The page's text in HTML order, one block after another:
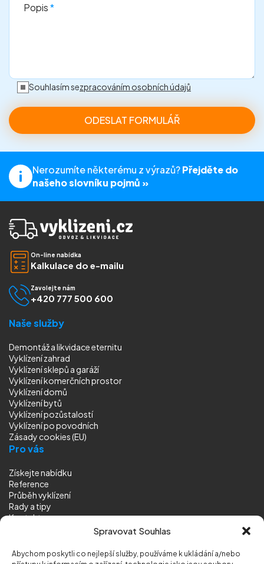
Spravovat Souhlas
Abychom poskytli co nejlepší služby, používáme k ukládání a/nebo
Popis*
Souhlasím sezpracováním osobních údajů
Nerozumíte některému z výrazů?Přejděte do
našeho slovníku pojmů »
On-line nabídka
Kalkulace do e-mailu
Zavolejte nám
+420 777 500 600
Naše služby
Demontáž a likvidace eternitu
Vyklízení zahrad
Vyklízení sklepů a garáží
Vyklízení komerčních prostor
Vyklízení domů
Vyklízení bytů
Vyklízení pozůstalostí
Vyklízenípo povodních
Zásady cookies (EU)
Pro vás
Získejte nabídku
Reference
Průběh vyklízení
Rady a tipy
Kontakt